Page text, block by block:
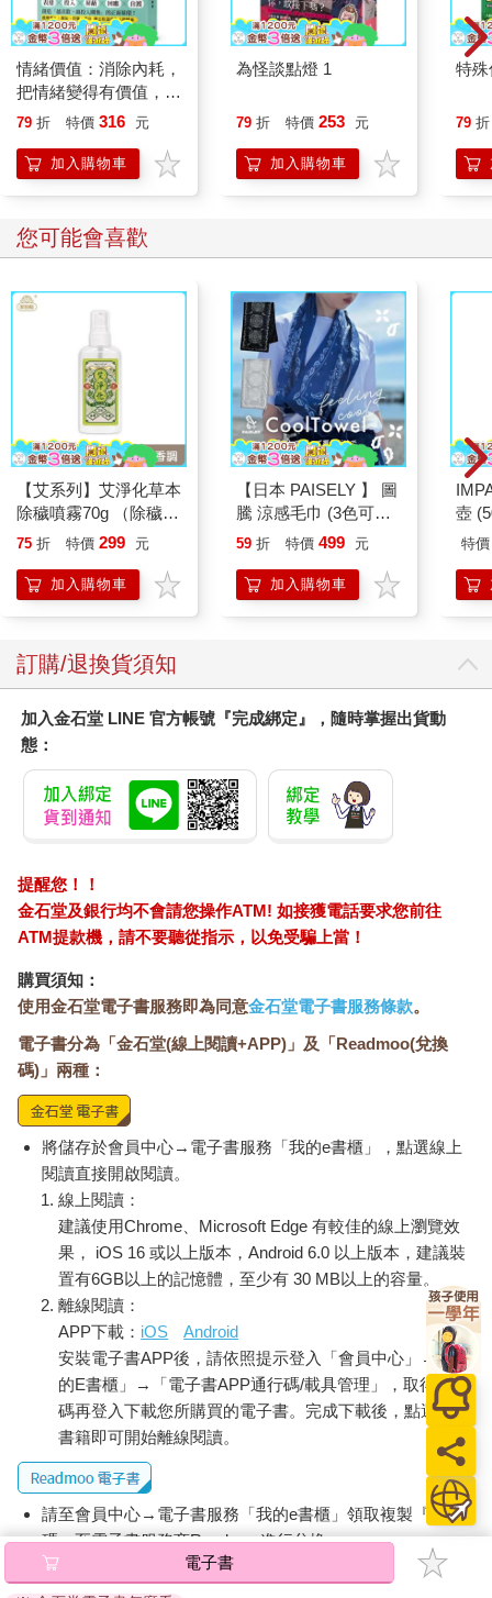
情緒價值：消除內耗，
把情緒變得有價值，跟
誰都能自在相處
79 折 特價 316 元
加入購物車
為怪談點燈 1
79 折 特價 253 元
加入購物車
特
79 折
您可能會喜歡
【艾系列】艾淨化草本
除穢噴霧70g （除穢/
平安/淨化/艾草/芙蓉/
另有多瓶組優惠賣場
75 折 特價 299 元
加入購物車
【日本 PAISELY 】 圖
騰 涼感毛巾 (3色可選)
涼感毛巾 涼感巾 冰涼
毛巾
59 折 特價 499 元
加入購物車
壺
特價
訂購/退換貨須知
加入金石堂 LINE 官方帳號『完成綁定』，隨時掌握出貨動
態：
提醒您！！
金石堂及銀行均不會請您操作ATM! 如接獲電話要求您前往
ATM提款機，請不要聽從指示，以免受騙上當！
購買須知：
使用金石堂電子書服務即為同意金石堂電子書服務條款。
電子書分為「金石堂(線上閱讀+APP)」及「Readmoo(兌換
碼)」兩種：
將儲存於會員中心→電子書服務「我的e書櫃」，點選線上
閱讀直接開啟閱讀。
線上閱讀：
建議使用Chrome、Microsoft Edge 有較佳的線上瀏覽效
果， iOS 16 或以上版本，Android 6.0 以上版本，建議裝
置有6GB以上的記憶體，至少有 30 MB以上的容量。
離線閱讀：
APP下載： iOS
Android
安裝電子書APP後，請依照提示登入「會員中心」→「我
的E書櫃」→「電子書APP通行碼/載具管理」，取得通行
碼再登入下載您所購買的電子書。完成下載後，點選任一
書籍即可開始離線閱讀。
請至會員中心→電子書服務「我的e書櫃」領取複製『兌換
碼』至電子書服務商Readmoo進行兌換。
退換貨須知：
電子書